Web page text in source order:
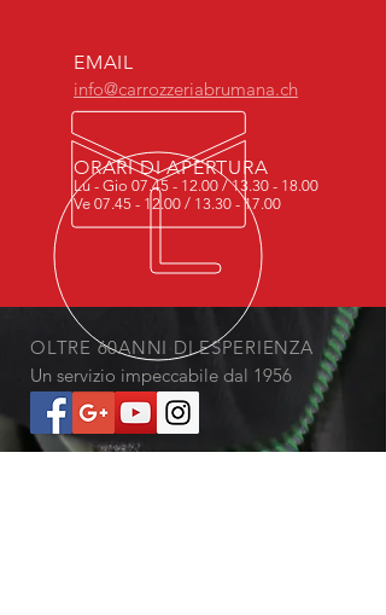
EMAIL
info@carrozzeriabrumana.ch
ORARI DI APERTURA
Lu - Gio 07.45 - 12.00 /13.30 - 18.00
Ve 07.45 - 12.00 / 13.30 - 17.00
OLTRE 60ANNI DI ESPERIENZA
Un servizio impeccabile dal 1956